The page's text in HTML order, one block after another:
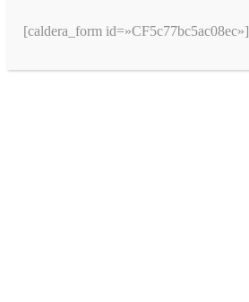
[caldera_form id=»CF5c77bc5ac08ec»]